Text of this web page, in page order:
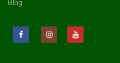
Blog